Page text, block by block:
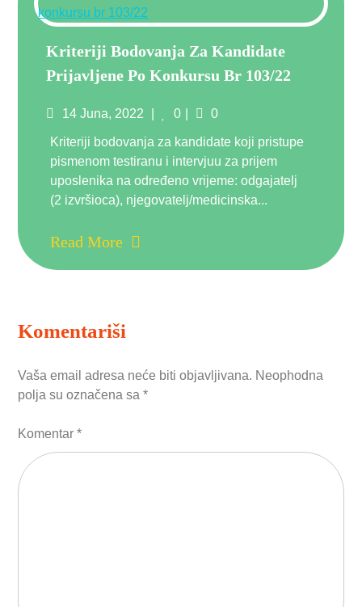
Kriteriji Bodovanja Za Kandidate
Prijavljene Po Konkursu Br 103/22
Posted
14 Juna, 2022 0 Comments
0
Kriteriji bodovanja za kandidate koji pristupe
pismenom testiranu i intervjuu za prijem
uposlenika na određeno vrijeme: odgajatelj
(2 izvršioca), njegovatelj/medicinska...
Read More
Komentariši
Vaša email adresa neće biti objavljivana. Neophodna
polja su označena sa*
Komentar*